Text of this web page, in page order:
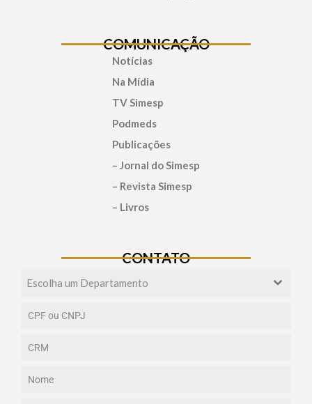
COMUNICAÇÃO
Notícias
Na Mídia
TV Simesp
Podmeds
Publicações
– Jornal do Simesp
– Revista Simesp
– Livros
CONTATO
Escolha um Departamento